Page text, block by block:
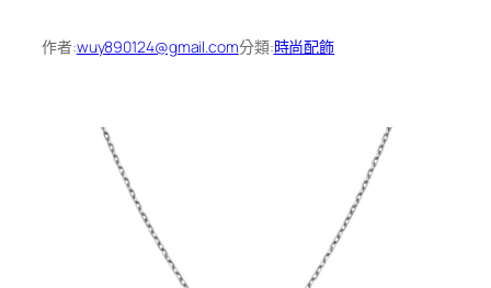
作者:wuy890124@gmail.com分類:時尚配飾